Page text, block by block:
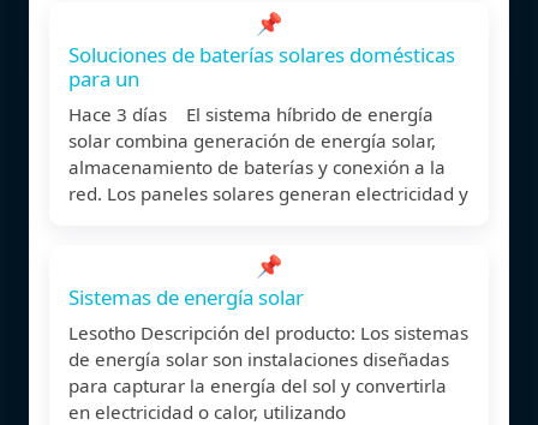
📌
Soluciones de baterías solares domésticas
para un
Hace 3 días El sistema híbrido de energía
solar combina generación de energía solar,
almacenamiento de baterías y conexión a la
red. Los paneles solares generan electricidad y
📌
Sistemas de energía solar
Lesotho Descripción del producto: Los sistemas
de energía solar son instalaciones diseñadas
para capturar la energía del sol y convertirla
en electricidad o calor, utilizando